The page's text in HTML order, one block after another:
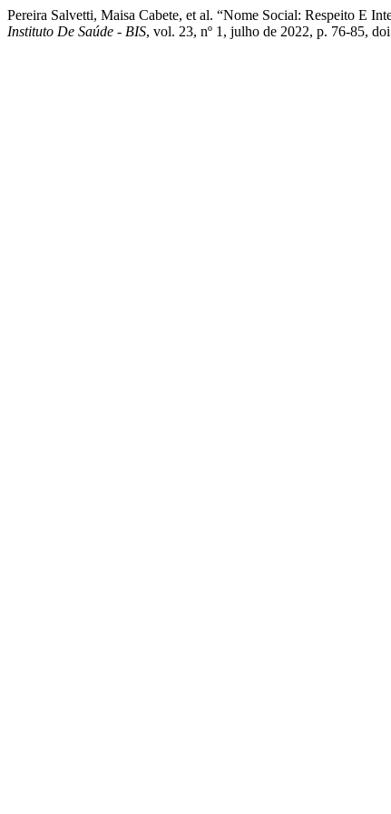
Pereira Salvetti, Maisa Cabete, et al. “Nome Social: Respeito E
Instituto De Saúde - BIS, vol. 23, nº 1, julho de 2022, p. 76-85,